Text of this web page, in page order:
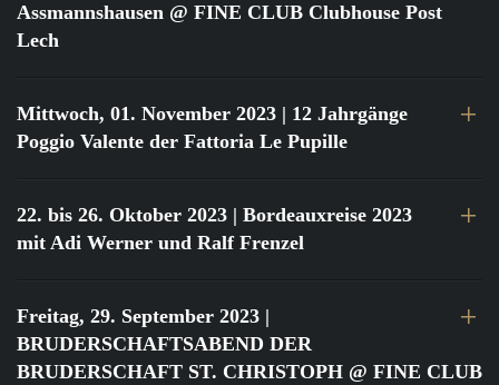
Assmannshausen @ FINE CLUB Clubhouse Post
Lech
Mittwoch, 01. November 2023 | 12 Jahrgänge
Poggio Valente der Fattoria Le Pupille
22. bis 26. Oktober 2023 | Bordeauxreise 2023
mit Adi Werner und Ralf Frenzel
Freitag, 29. September 2023 |
BRUDERSCHAFTSABEND DER
BRUDERSCHAFT ST. CHRISTOPH @ FINE CLUB